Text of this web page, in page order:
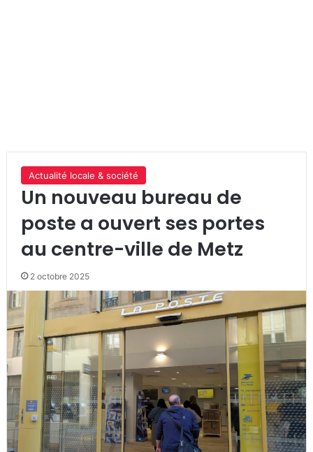
Actualité locale & société
Un nouveau bureau de
poste a ouvert ses portes
au centre-ville de Metz
2 octobre 2025